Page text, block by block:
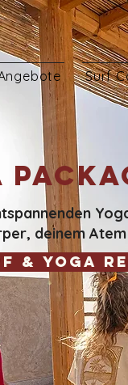
Surf
deinem
& Yoga